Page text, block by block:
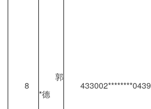
8
郭
*德
433002********0439